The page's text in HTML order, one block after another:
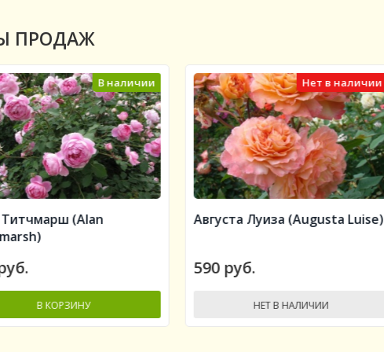
ПРОДАЖ
В наличии
(Alan
В КОРЗИНУ
Нет в наличии
Августа Луиза (Augusta Luise)
590 руб.
НЕТ В НАЛИЧИИ